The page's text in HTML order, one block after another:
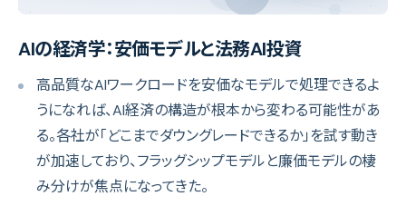
AIの経済学：安価モデルと法務AI投資
高品質なAIワークロードを安価なモデルで処理できるよ
うになれば、AI経済の構造が根本から変わる可能性があ
る。各社が「どこまでダウングレードできるか」を試す動き
が加速しており、フラッグシップモデルと廉価モデルの棲
み分けが焦点になってきた。